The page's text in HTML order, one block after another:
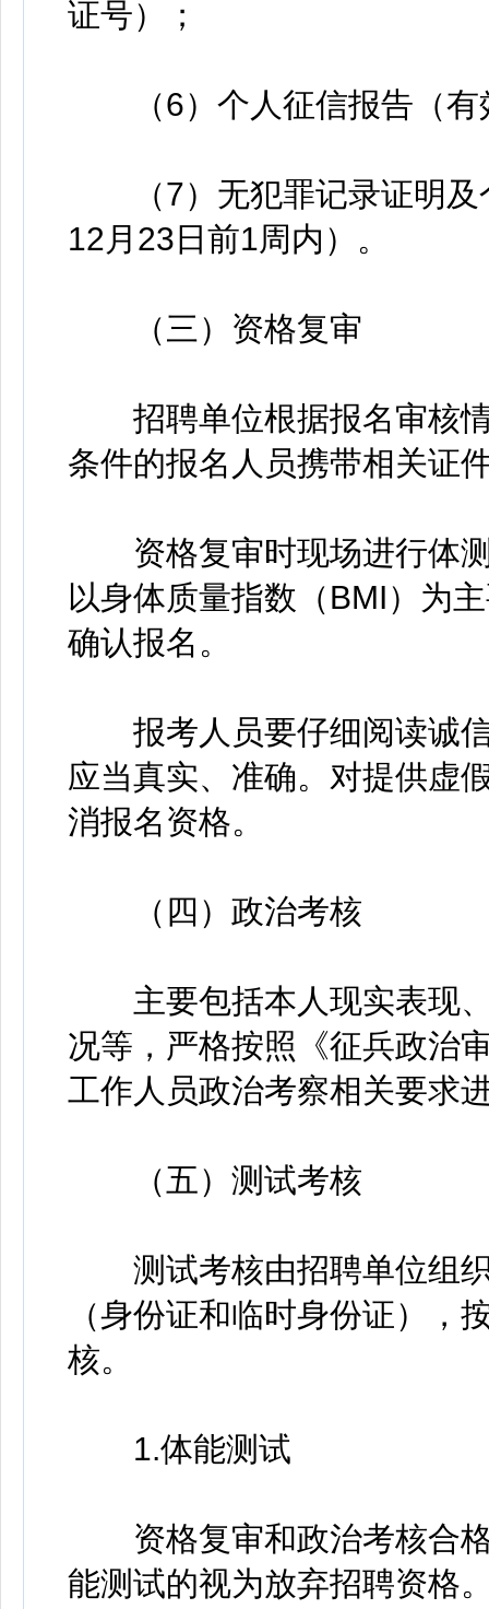
证号）；
（6）个人征信报告（有
（7）无犯罪记录证明及
12月23日前1周内）。
（三）资格复审
招聘单位根据报名审核情
条件的报名人员携带相关证
资格复审时现场进行体测
以身体质量指数（BMI）为
确认报名。
报考人员要仔细阅读诚信
应当真实、准确。对提供虚
消报名资格。
（四）政治考核
主要包括本人现实表现、
况等，严格按照《征兵政治
工作人员政治考察相关要求
（五）测试考核
测试考核由招聘单位组织
（身份证和临时身份证），
核。
1.体能测试
资格复审和政治考核合格
能测试的视为放弃招聘资格